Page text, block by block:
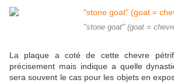
"stone goat" (goat =
La plaque a coté de cette chevre
précisement mais indique a quelle
sera souvent le cas pour les objets en